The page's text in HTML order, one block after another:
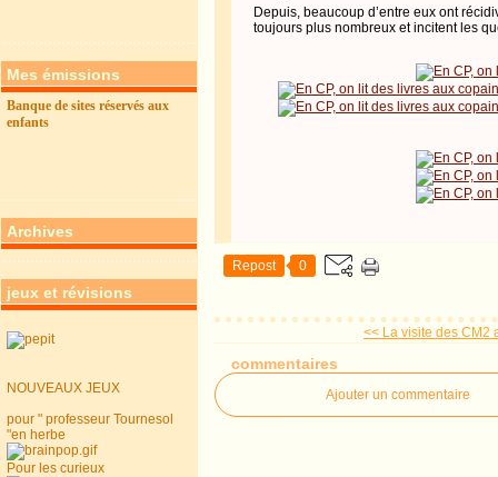
Mes émissions
Banque de sites réservés aux
enfants
Archives
jeux et révisions
NOUVEAUX JEUX
pour " professeur Tournesol
"en herbe
Pour les curieux
Depuis, beaucoup d’entre eux ont
toujours plus nombreux et incitent les
Repost 0
<< La visite des CM2
commentaires
Ajouter un commentaire